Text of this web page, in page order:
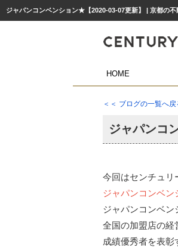
ジャパンコンベンション★【2020-03-07更新】 | 京都の
HOME
＜＜ ブログの一覧へ戻
ジャパンコ
今回はセンチュリ
ジャパンコンベン
ジャパンコンベ
全国の加盟店の経
成績優秀者を表